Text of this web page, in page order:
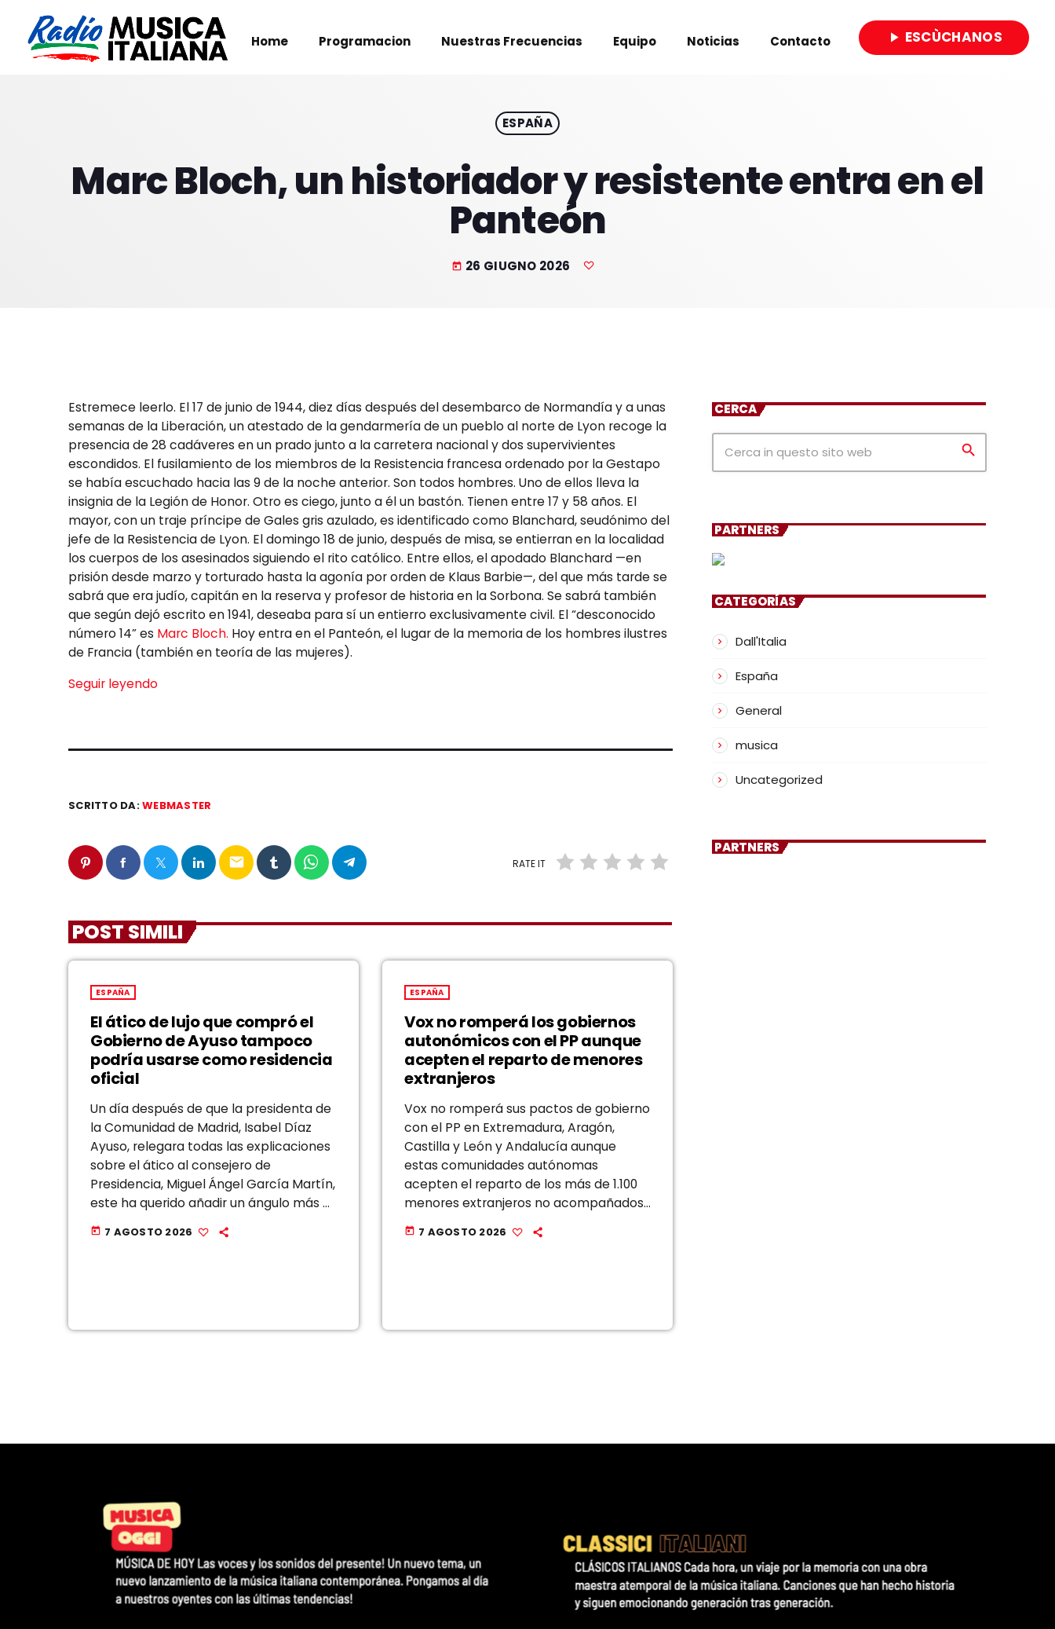
Home Programacion Nuestras Frecuencias Equipo Noticias Contacto play_arrow ESCÙCHANOS
ESPAÑA
Marc Bloch, un historiador y resistente entra en el
Panteón
today 26 GIUGNO 2026
Estremece leerlo. El 17 de junio de 1944, diez días después del desembarco de Normandía y a unas
semanas de la Liberación, un atestado de la gendarmería de un pueblo al norte de Lyon recoge la
presencia de 28 cadáveres en un prado junto a la carretera nacional y dos supervivientes
escondidos. El fusilamiento de los miembros de la Resistencia francesa ordenado por la Gestapo
se había escuchado hacia las 9 de la noche anterior. Son todos hombres. Uno de ellos lleva la
insignia de la Legión de Honor. Otro es ciego, junto a él un bastón. Tienen entre 17 y 58 años. El
mayor, con un traje príncipe de Gales gris azulado, es identificado como Blanchard, seudónimo del
jefe de la Resistencia de Lyon. El domingo 18 de junio, después de misa, se entierran en la localidad
los cuerpos de los asesinados siguiendo el rito católico. Entre ellos, el apodado Blanchard —en
prisión desde marzo y torturado hasta la agonía por orden de Klaus Barbie—, del que más tarde se
sabrá que era judío, capitán en la reserva y profesor de historia en la Sorbona. Se sabrá también
que según dejó escrito en 1941, deseaba para sí un entierro exclusivamente civil. El “desconocido
número 14” es Marc Bloch. Hoy entra en el Panteón, el lugar de la memoria de los hombres ilustres
de Francia (también en teoría de las mujeres).
Seguir leyendo
SCRITTO DA:WEBMASTER
email RATE IT
POST SIMILI
ESPAÑA
El ático de lujo que compró el
Gobierno de Ayuso tampoco
podría usarse como residencia
oficial
Un día después de que la presidenta de
la Comunidad de Madrid, Isabel Díaz
Ayuso, relegara todas las explicaciones
sobre el ático al consejero de
Presidencia, Miguel Ángel García Martín,
este ha querido añadir un ángulo más a
la polémica, una reflexión que, a su
juicio, se está pasando por […]
today 7 AGOSTO 2026
ESPAÑA
Vox no romperá los gobiernos
autonómicos con el PP aunque
acepten el reparto de menores
extranjeros
Vox no romperá sus pactos de gobierno
con el PP en Extremadura, Aragón,
Castilla y León y Andalucía aunque
estas comunidades autónomas
acepten el reparto de los más de 1.100
menores extranjeros no acompañados
llegados a Ceuta, que desbordan con
creces la capacidad de acogida de la
today 7 AGOSTO 2026
CERCA
search
PARTNERS
CATEGORÍAS
Dall'Italia
España
General
musica
Uncategorized
PARTNERS